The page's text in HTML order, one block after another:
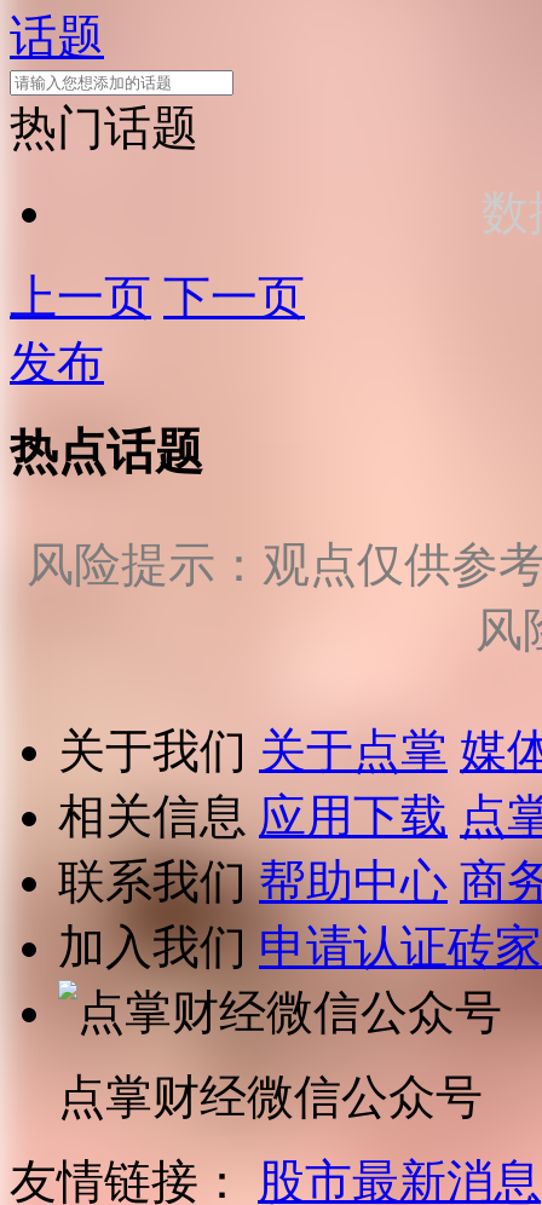
话题
热门话题
数
上一页 下一页
发布
热点话题
风险提示：观点仅供参
风
关于我们 关于点掌 媒
相关信息 应用下载 点
联系我们 帮助中心 商
加入我们 申请认证砖家
点掌财经微信公众号
友情链接：
股市最新消息